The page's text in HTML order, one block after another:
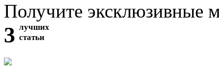
Получите эксклюзивные
3 лучших
статьи